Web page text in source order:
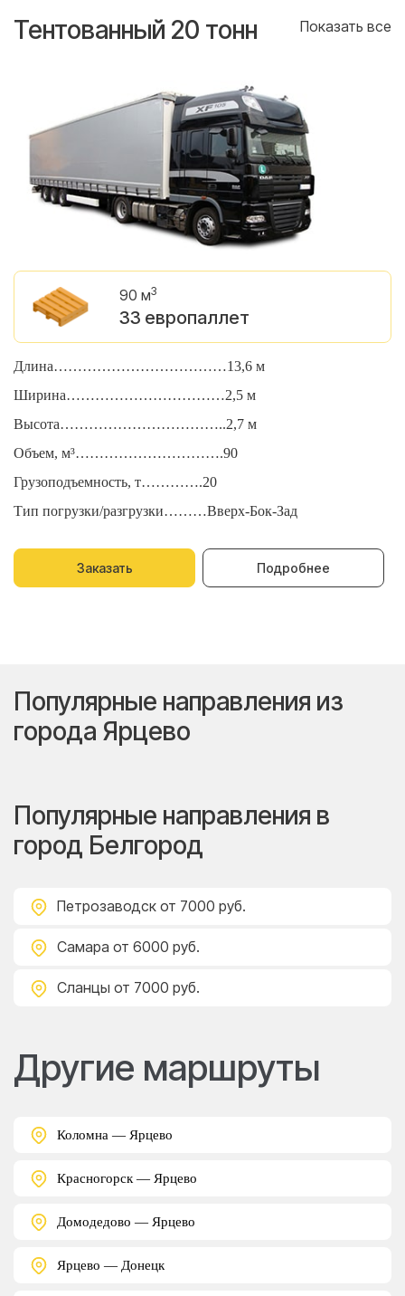
Тентованный 20 тонн Показать все
90 м3
33 европаллет
Длина………………………………13,6 м
Ширина……………………………2,5 м
Высота……………………………..2,7 м
Объем, м³………………………….90
Грузоподъемность, т………….20
Тип погрузки/разгрузки………Вверх-Бок-Зад
Заказать Подробнее
Популярные направления из
города Ярцево
Популярные направления в
город Белгород
Петрозаводск от 7000 руб.
Самара от 6000 руб.
Сланцы от 7000 руб.
Другие маршруты
Коломна — Ярцево
Красногорск — Ярцево
Домодедово — Ярцево
Ярцево — Донецк